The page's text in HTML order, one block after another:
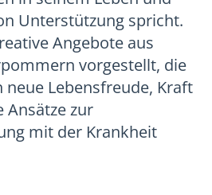
Unterstützung spricht.
Angebote aus
vorgestellt, die
Lebensfreude, Kraft
Ansätze zur
mit der Krankheit